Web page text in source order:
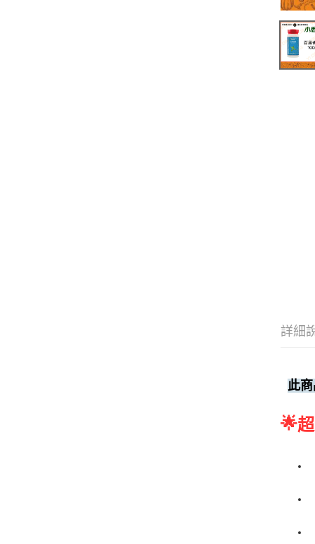
詳細
此
🌟